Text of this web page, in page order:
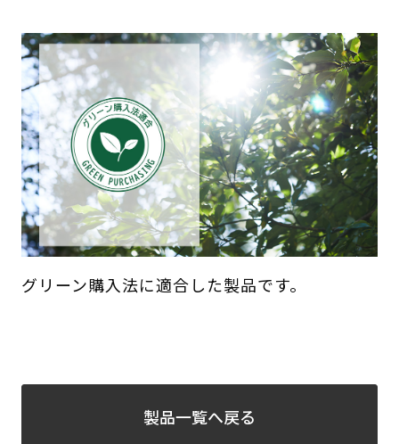
グリーン購入法に適合した製品です。
製品一覧へ戻る